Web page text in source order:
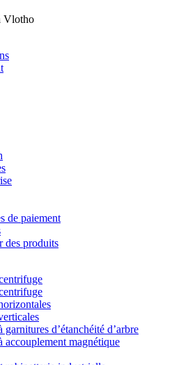
Vlotho
de paiement
des produits
d’étanchéité d’arbre
accouplement magnétique